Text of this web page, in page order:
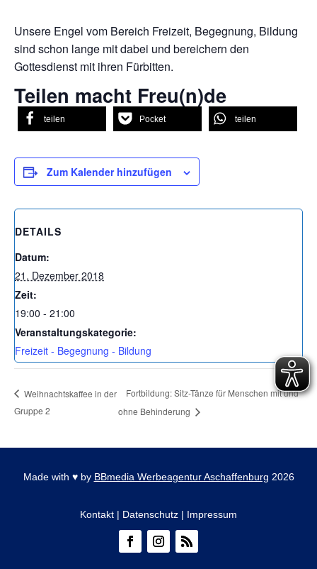
Unsere Engel vom Bereich Freizeit, Begegnung, Bildung
sind schon lange mit dabei und bereichern den
Gottesdienst mit ihren Fürbitten.
Teilen macht Freu(n)de
teilen Pocket teilen
Zum Kalender hinzufügen
DETAILS
Datum:
21. Dezember 2018
Zeit:
19:00 - 21:00
Veranstaltungskategorie:
Freizeit - Begegnung - Bildung
Weihnachtskaffee in der
Gruppe 2
Fortbildung: Sitz-Tänze für Menschen mit und
ohne Behinderung
Made with ♥by BBmedia Werbeagentur Aschaffenburg 2026
Kontakt | Datenschutz | Impressum